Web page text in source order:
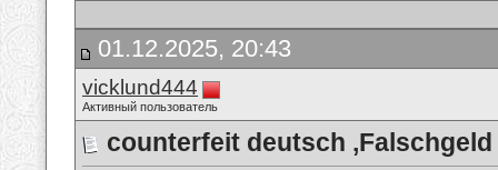
01.12.2025, 20:43
vicklund444
Активный пользователь
counterfeit deutsch